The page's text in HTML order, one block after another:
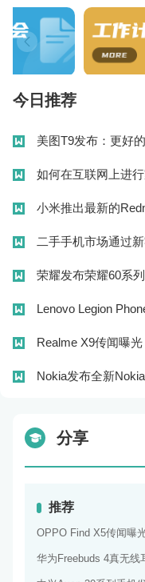
手机不支持此配件什
今日推荐
二手手机市场推出“
牡丹的花语有哪些
美图T9发布：更好
如何在互联网上进
小米推出最新的Redmi Note
二手手机市场通过新
荣耀发布荣耀60系
Lenovo Legion Phone
Realme X9传闻曝光
Nokia发布全新Nokia 8 V
牡丹的花语有哪些
美图T9发布：更好
如何在互联网上进
小米推出最新的Redmi Note
分享
推荐